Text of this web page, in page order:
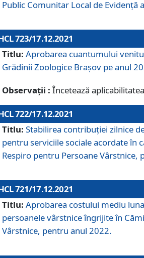
Public Comunitar Local de Evidență
723/17.12.2021
Titlu: Aprobarea cuantumului
Grădinii Zoologice Braşov pe anul
Observații : Încetează
722/17.12.2021
Titlu: Stabilirea contribuţiei zilnice
pentru serviciile sociale acordate în
Respiro pentru Persoane Vârstnice,
721/17.12.2021
Titlu: Aprobarea costului mediu
persoanele vârstnice îngrijite în
Vârstnice, pentru anul 2022.